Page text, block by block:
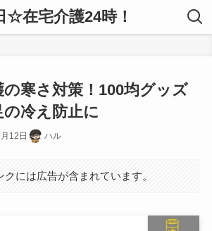
☆在宅介護24時！
寒さ対策！100均グッズ
冷え防止に
12日 ハル
クには広告が含まれています。